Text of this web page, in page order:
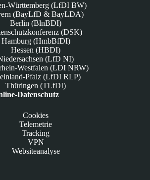
Württemberg (LfDI BW)
(BayLfD & BayLDA)
Berlin (BlnBDI)
(DSK)
Hamburg (HmbBfDI)
Hessen (HBDI)
(LfD NI)
Westfalen (LDI NRW)
Pfalz (LfDI RLP)
Thüringen (TLfDI)
Datenschutz
Cookies
Telemetrie
Tracking
VPN
Websiteanalyse